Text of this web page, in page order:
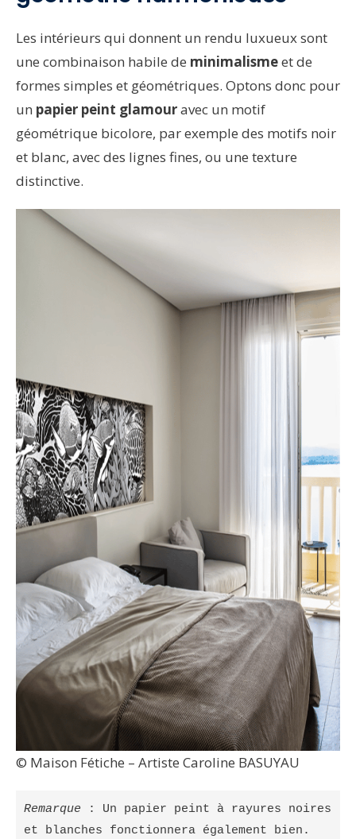
Les intérieurs qui donnent un rendu luxueux sont
une combinaison habile de minimalismeet de
formes simples et géométriques. Optons donc pour
un papier peint glamouravec un motif
géométrique bicolore, par exemple des motifs noir
et blanc, avec des lignes fines, ou une texture
distinctive.
© Maison Fétiche – Artiste Caroline BASUYAU
Remarque : Un papier peint à rayures noires
et blanches fonctionnera également bien.